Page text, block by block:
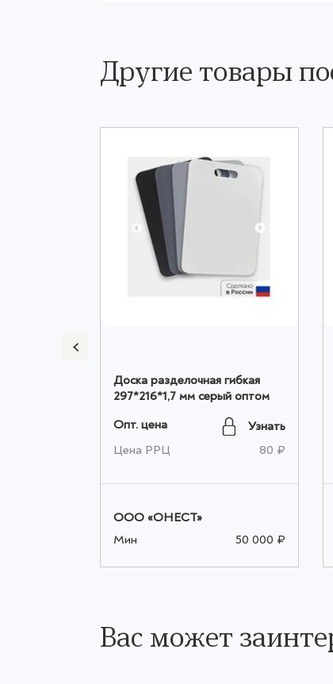
Другие товары
Доска разделочная гибкая
297*216*1,7 мм серый оптом
Опт. цена
Узнать
Цена РРЦ
80 ₽
ООО «ОНЕСТ»
Мин
50 000 ₽
Вас может